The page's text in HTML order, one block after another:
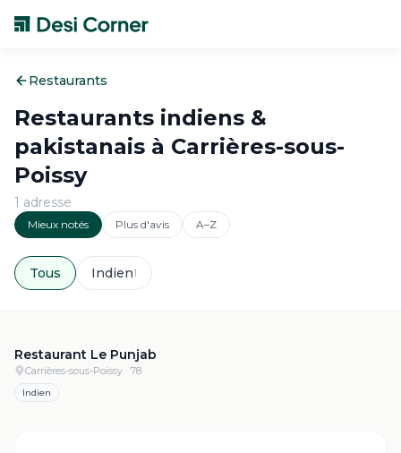
Restaurants
Restaurants indiens &
pakistanais à Carrières-sous-
Poissy
1 adresse
Mieux notés Plus d'avis A–Z
Tous Indien1
Restaurant Le Punjab
Carrières-sous-Poissy · 78
Indien